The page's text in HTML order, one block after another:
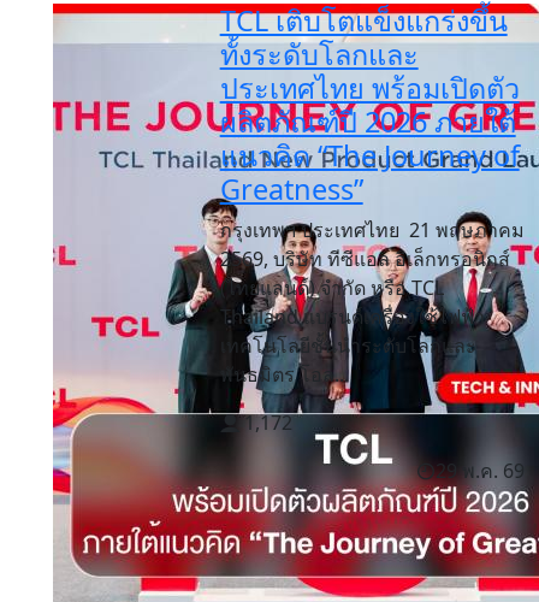
TCL เติบโตแข็งแกร่งขึ้น
ทั้งระดับโลกและ
ประเทศไทย พร้อมเปิดตัว
ผลิตภัณฑ์ปี 2026 ภายใต้
แนวคิด “The Journey of
Greatness”
กรุงเทพฯ ประเทศไทย 21 พฤษภาคม
2569, บริษัท ทีซีแอล อิเล็กทรอนิกส์
(ไทยแลนด์) จำกัด หรือ TCL
Thailand แบรนด์เครื่องใช้ไฟฟ้า
เทคโนโลยีชั้นนำระดับโลกและ
พันธมิตร โอล...
1,172
29 พ.ค. 69